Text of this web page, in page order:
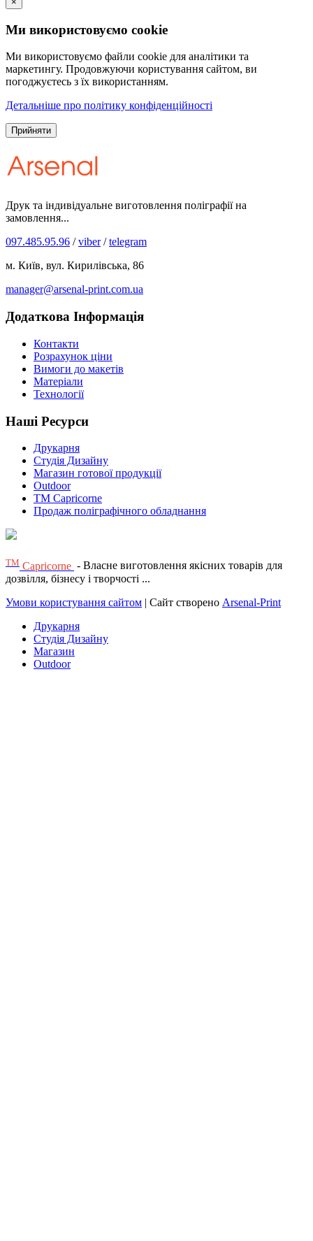
Ми використовуємо cookie
Ми використовуємо файли cookie для аналітики та
маркетингу. Продовжуючи користування сайтом, ви
погоджуєтесь з їх використанням.
Детальніше про політику конфіденційності
Прийняти
Друк та індивідуальне виготовлення поліграфії на
замовлення...
097.485.95.96 /viber/telegram
м. Київ, вул. Кирилівська, 86
manager@arsenal-print.com.ua
Додаткова Інформація
Контакти
Розрахунок ціни
Вимоги до макетів
Матеріали
Технології
Наші Ресурси
Друкарня
Студія Дизайну
Магазин готової продукції
Outdoor
TM Capricorne
Продаж поліграфічного обладнання
ТМ Capricorne - Власне виготовлення якісних товарів для
дозвілля, бізнесу і творчості ...
Умови користування сайтом | Сайт створено Arsenal-Print
Друкарня
Студія Дизайну
Магазин
Outdoor